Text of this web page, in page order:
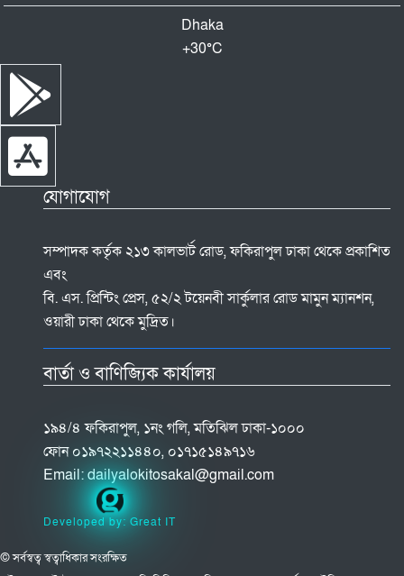
Dhaka
+30°C
যোগাযোগ
সম্পাদক কর্তৃক ২১৩ কালভার্ট রোড, ফকিরাপুল ঢাকা থেকে প্রকাশিত
এবং
বি. এস. প্রিন্টিং প্রেস, ৫২/২ টয়েনবী সার্কুলার রোড মামুন ম্যানশন,
ওয়ারী ঢাকা থেকে মুদ্রিত।
বার্তা ও বাণিজ্যিক কার্যালয়
১৯৪/৪ ফকিরাপুল, ১নং গলি, মতিঝিল ঢাকা-১০০০
ফোন ০১৯৭২২১১৪৪০, ০১৭১৫১৪৯৭১৬
Email:dailyalokitosakal@gmail.com
Developed by: Great IT
© সর্বস্বত্ব স্বত্বাধিকার সংরক্ষিত